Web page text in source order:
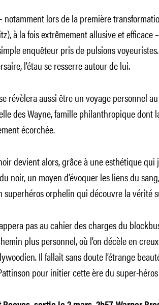
notamment lors de la première
à la fois extrêmement allusive et efficace
enquêteur pris de pulsions
l’étau se resserre autour de lui.
révèlera aussi être un voyage personnel
des Wayne, famille philanthropique dont
écorchée.
devient alors, grâce à une esthétique qui
noir, un moyen d’évoquer les liens du
superhéros orphelin qui découvre la vérité
pas au cahier des charges du
plus personnel, où l’on décèle en
Il fallait sans doute l’étrange
pour initier cette ère du super-